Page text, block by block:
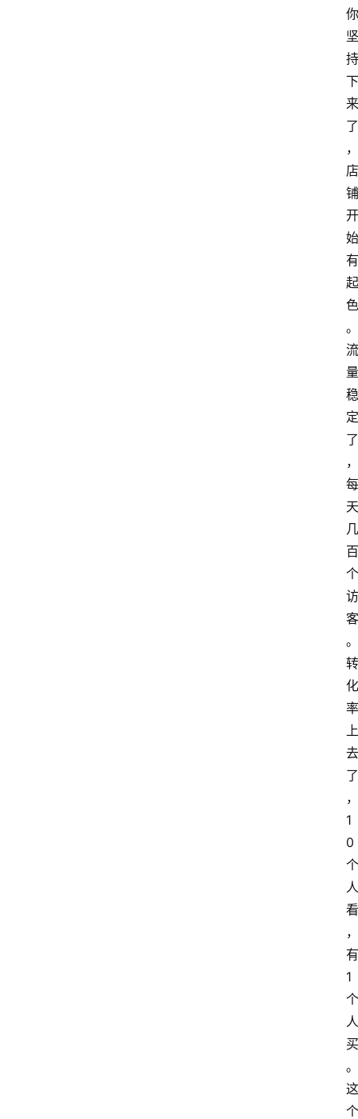
你
坚
持
下
来
了
，
店
铺
开
始
有
起
色
。
流
量
稳
定
了
，
每
天
几
百
个
访
客
。
转
化
率
上
去
了
，
1
0
个
人
看
，
有
1
个
人
买
。
这
个